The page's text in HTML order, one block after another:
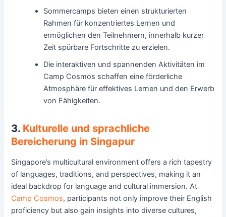
Sommercamps bieten einen strukturierten
Rahmen für konzentriertes Lernen und
ermöglichen den Teilnehmern, innerhalb kurzer
Zeit spürbare Fortschritte zu erzielen.
Die interaktiven und spannenden Aktivitäten im
Camp Cosmos schaffen eine förderliche
Atmosphäre für effektives Lernen und den Erwerb
von Fähigkeiten.
3. Kulturelle und sprachliche
Bereicherung in Singapur
Singapore’s multicultural environment offers a rich tapestry
of languages, traditions, and perspectives, making it an
ideal backdrop for language and cultural immersion. At
Camp Cosmos, participants not only improve their English
proficiency but also gain insights into diverse cultures,